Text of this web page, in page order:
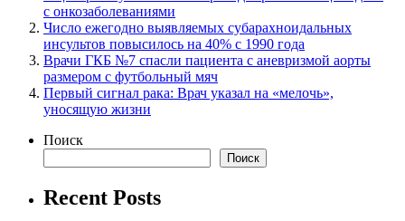
с онкозаболеваниями
Число ежегодно выявляемых субарахноидальных
инсультов повысилось на 40% с 1990 года
Врачи ГКБ №7 спасли пациента с аневризмой аорты
размером с футбольный мяч
Первый сигнал рака: Врач указал на «мелочь»,
уносящую жизни
Поиск
Поиск
Recent Posts